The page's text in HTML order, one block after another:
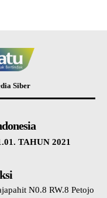
Siber
TAHUN 2021
N0.8 RW.8 Petojo